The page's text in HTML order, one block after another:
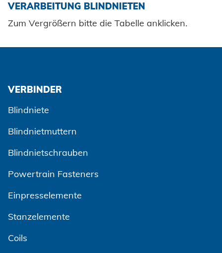
VERARBEITUNG BLINDNIETEN
Zum Vergrößern bitte die Tabelle anklicken.
VERBINDER
Blindniete
Blindnietmuttern
Blindnietschrauben
Powertrain Fasteners
Einpresselemente
Stanzelemente
Coils